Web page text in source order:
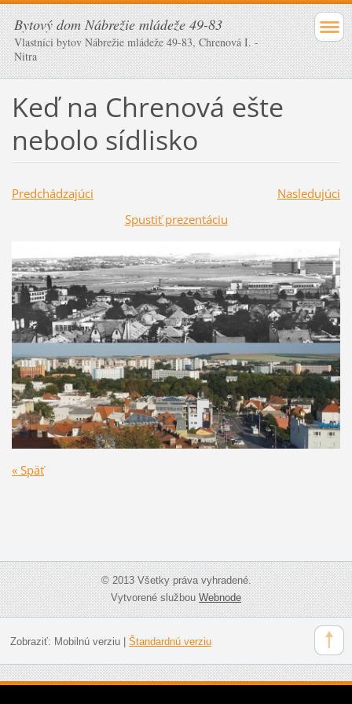
Bytový dom Nábrežie mládeže 49-83
Vlastníci bytov Nábrežie mládeže 49-83, Chrenová I. -
Nitra
Keď na Chrenová ešte
nebolo sídlisko
Predchádzajúci
Nasledujúci
Spustiť prezentáciu
« Späť
© 2013 Všetky práva vyhradené.
Vytvorené službouWebnode
Zobraziť: Mobilnú verziu| Štandardnú verziu